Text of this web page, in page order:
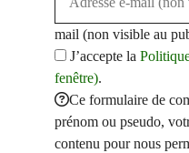
mail (non visible au
J’accepte la
fenêtre).
Ce formulaire de
prénom ou pseudo,
contenu pour nous